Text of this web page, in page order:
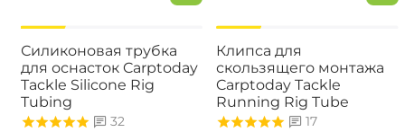
Силиконовая трубка
для оснасток Carptoday
Tackle Silicone Rig
Tubing
32
Клипса для
скользящего монтажа
Carptoday Tackle
Running Rig Tube
17